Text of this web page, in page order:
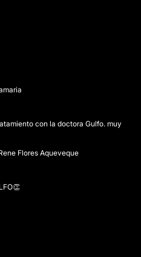
con la doctora Gulfo. muy
Flores Aqueveque